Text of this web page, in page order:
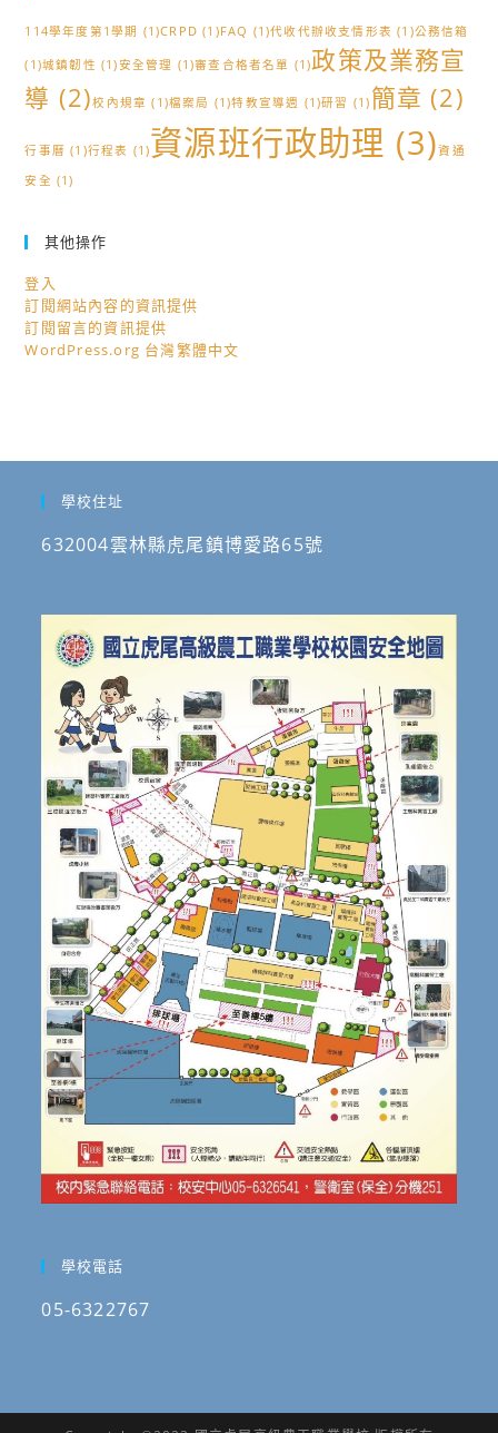
114學年度第1學期 (1)CRPD (1)FAQ (1)代收代辦收支情形表 (1)公務信箱
(1)城鎮韌性 (1)安全管理 (1)審查合格者名單 (1)政策及業務宣
導 (2)校內規章 (1)檔案局 (1)特教宣導週 (1)研習 (1) 簡章 (2)
行事曆 (1)行程表 (1)資源班行政助理 (3)資通
安全 (1)
其他操作
登入
訂閱網站內容的資訊提供
訂閱留言的資訊提供
WordPress.org 台灣繁體中文
學校住址
632004雲林縣虎尾鎮博愛路65號
學校電話
05-6322767